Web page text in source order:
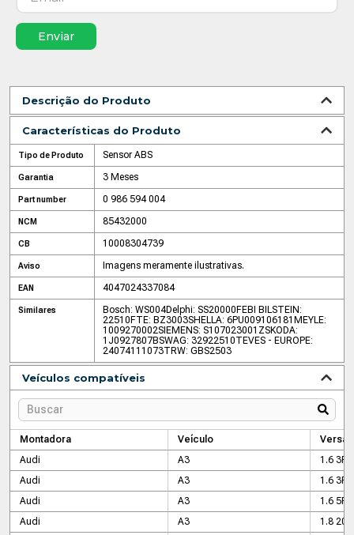
Enviar
Descrição do Produto
Características do Produto
Tipo de Produto Sensor ABS
Garantia 3 Meses
Part number 0 986 594 004
NCM 85432000
CB 10008304739
Aviso Imagens meramente ilustrativas.
EAN 4047024337084
Similares Bosch: WS004Delphi: SS20000 FEBI BILSTEIN:
22510 FTE: BZ3003SHELLA: 6PU009106181 MEYLE:
1009270002SIEMENS: S107023001ZSKODA:
1J0927807BSWAG: 32922510TEVES - EUROPE:
24074111073TRW: GBS2503
Veículos compatíveis
Montadora Veículo
Versão
Audi
A3
1.6 3P
Audi
A3
1.6 3P
Audi
A3
1.6 5P
Audi
A3
1.8 20v